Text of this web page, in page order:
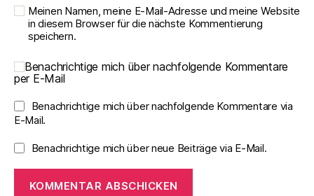
Meinen Namen, meine E-Mail-Adresse und meine Website
in diesem Browser für die nächste Kommentierung
speichern.
Benachrichtige mich über nachfolgende Kommentare
per E-Mail
Benachrichtige mich über nachfolgende Kommentare via
E-Mail.
Benachrichtige mich über neue Beiträge via E-Mail.